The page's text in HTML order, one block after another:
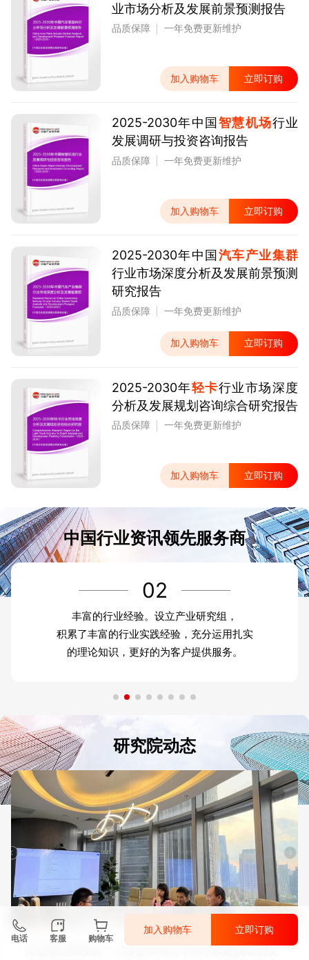
业市场分析及发展前景预测报告
品质保障 一年免费更新维护
加入购物车 立即订购
2025-2030年中国 智慧机场行业
发展调研与投资咨询报告
品质保障 一年免费更新维护
加入购物车 立即订购
2025-2030年中国 汽车产业集群
行业市场深度分析及发展前景预测
研究报告
品质保障 一年免费更新维护
加入购物车 立即订购
2025-2030年轻卡行业市场深度
分析及发展规划咨询综合研究报告
品质保障 一年免费更新维护
加入购物车 立即订购
中国行业资讯领先服务商
02
丰富的行业经验。设立产业研究组，
积累了丰富的行业实践经验，充分运用扎实
的理论知识，更好的为客户提供服务。
研究院动态
电话 客服 购物车
加入购物车 立即订购